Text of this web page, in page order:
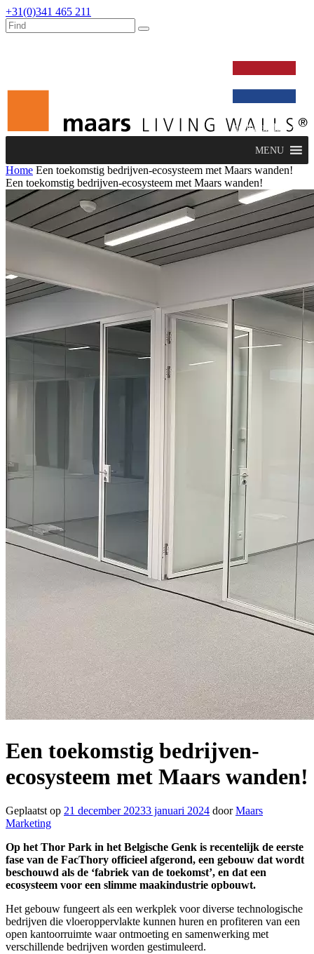
+31(0)341 465 211
nederlands
MENU
Home Een toekomstig bedrijven-ecosysteem met Maars wanden!
Een toekomstig bedrijven-ecosysteem met Maars wanden!
Een toekomstig bedrijven-
ecosysteem met Maars wanden!
Geplaatst op 21 december 20233 januari 2024 doorMaars
Marketing
Op het Thor Park in het Belgische Genk is recentelijk de eerste
fase van de FacThory officieel afgerond, een gebouw dat wordt
beschouwd als de ‘fabriek van de toekomst’, en dat een
ecosysteem voor een slimme maakindustrie opbouwt.
Het gebouw fungeert als een werkplek voor diverse technologische
bedrijven die vloeroppervlakte kunnen huren en profiteren van een
open kantoorruimte waar ontmoeting en samenwerking met
verschillende bedrijven worden gestimuleerd.